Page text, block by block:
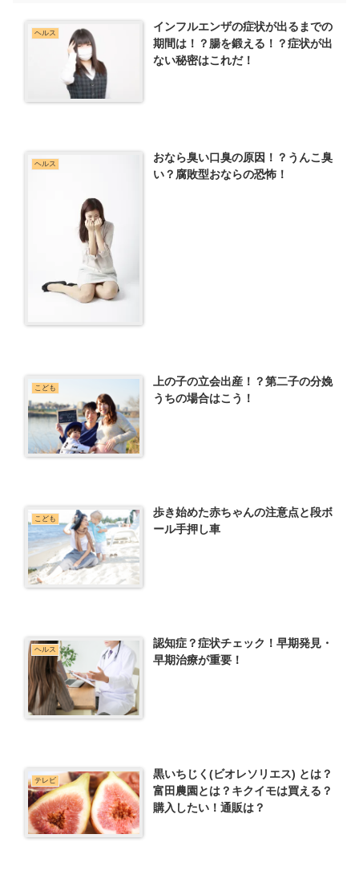
ヘルス
インフルエンザの症状が出るまでの
期間は！？腸を鍛える！？症状が出
ない秘密はこれだ！
ヘルス
おなら臭い口臭の原因！？うんこ臭
い？腐敗型おならの恐怖！
こども
上の子の立会出産！？第二子の分娩
うちの場合はこう！
こども
歩き始めた赤ちゃんの注意点と段ボ
ール手押し車
ヘルス
認知症？症状チェック！早期発見・
早期治療が重要！
テレビ
黒いちじく(ビオレソリエス) とは？
富田農園とは？キクイモは買える？
購入したい！通販は？